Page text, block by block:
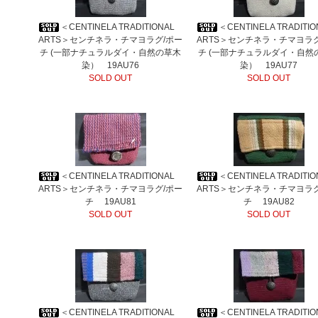
＜CENTINELA TRADITIONAL
ARTS＞センチネラ・チマヨラグ/ポー
チ (一部ナチュラルダイ・自然の草木
染） 19AU76
SOLD OUT
＜CENTINELA
ARTS＞センチネラ・チマヨラ
チ (一部ナチュラルダイ・自然
染） 19AU77
SOLD OUT
＜CENTINELA TRADITIONAL
ARTS＞センチネラ・チマヨラグ/ポー
チ 19AU81
SOLD OUT
＜CENTINELA
ARTS＞センチネラ・チマヨラ
チ 19AU82
SOLD OUT
＜CENTINELA TRADITIONAL ＜CENTINELA